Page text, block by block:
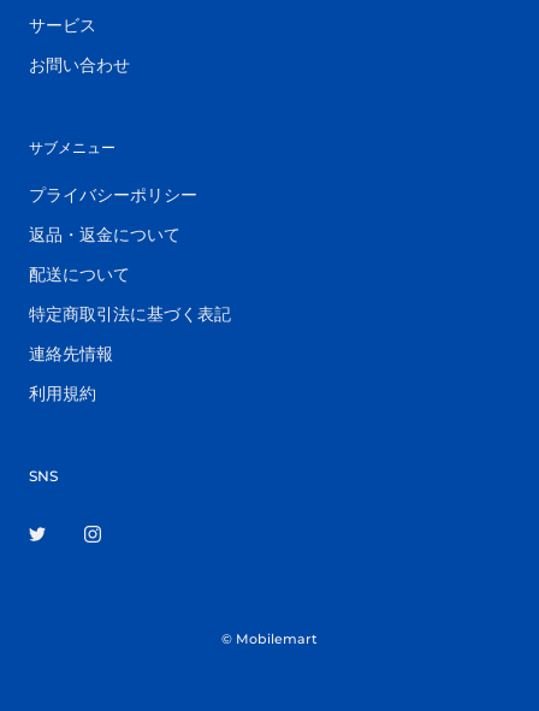
サービス
お問い合わせ
サブメニュー
プライバシーポリシー
返品・返金について
配送について
特定商取引法に基づく表記
連絡先情報
利用規約
SNS
© Mobilemart